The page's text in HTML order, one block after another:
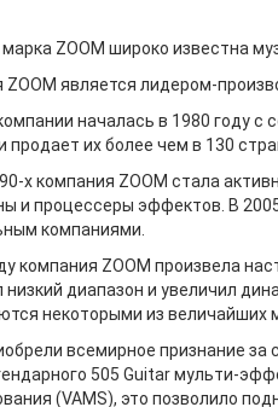
ZOOM широко известна
ZOOM является лидером-
началась в 1980 году
продает их более чем в 130
х компания ZOOM стала
и процессеры эффектов. В
компаниями.
компания ZOOM произвела
диапазон и увеличил
некоторыми из величайших
всемирное признание
505 Guitar мульти-
(VAMS), это позволило